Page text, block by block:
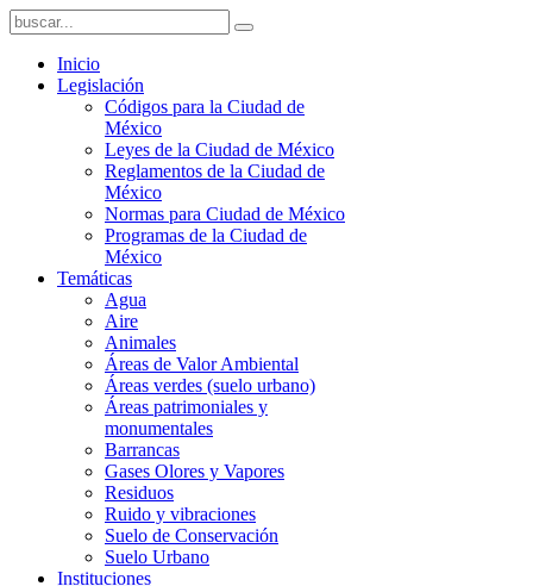
Inicio
Legislación
Códigos para la Ciudad de
México
Leyes de la Ciudad de México
Reglamentos de la Ciudad de
México
Normas para Ciudad de México
Programas de la Ciudad de
México
Temáticas
Agua
Aire
Animales
Áreas de Valor Ambiental
Áreas verdes (suelo urbano)
Áreas patrimoniales y
monumentales
Barrancas
Gases Olores y Vapores
Residuos
Ruido y vibraciones
Suelo de Conservación
Suelo Urbano
Instituciones